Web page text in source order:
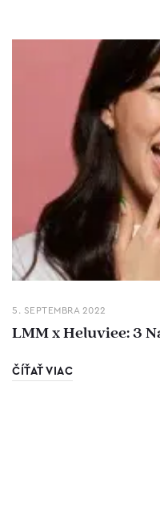
5. SEPTEMBRA 2022
LMM x Heluviee: 3
ČÍŤAŤ VIAC